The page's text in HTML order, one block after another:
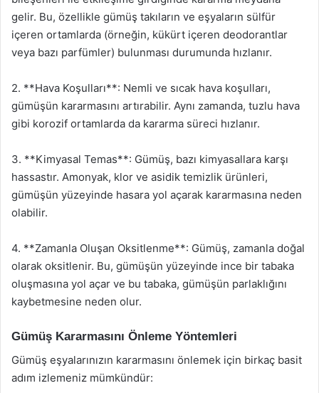
gelir. Bu, özellikle gümüş takıların ve eşyaların sülfür
içeren ortamlarda (örneğin, kükürt içeren deodorantlar
veya bazı parfümler) bulunması durumunda hızlanır.
2. **Hava Koşulları**: Nemli ve sıcak hava koşulları,
gümüşün kararmasını artırabilir. Aynı zamanda, tuzlu hava
gibi korozif ortamlarda da kararma süreci hızlanır.
3. **Kimyasal Temas**: Gümüş, bazı kimyasallara karşı
hassastır. Amonyak, klor ve asidik temizlik ürünleri,
gümüşün yüzeyinde hasara yol açarak kararmasına neden
olabilir.
4. **Zamanla Oluşan Oksitlenme**: Gümüş, zamanla doğal
olarak oksitlenir. Bu, gümüşün yüzeyinde ince bir tabaka
oluşmasına yol açar ve bu tabaka, gümüşün parlaklığını
kaybetmesine neden olur.
Gümüş Kararmasını Önleme Yöntemleri
Gümüş eşyalarınızın kararmasını önlemek için birkaç basit
adım izlemeniz mümkündür: